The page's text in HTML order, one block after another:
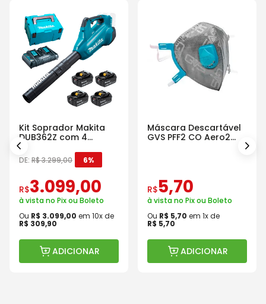
Kit Soprador Makita
DUB362Z com 4
Baterias Carregador e
Maleta
DE: R$3.299,00 6%
R$3.099,00
à vista no Pix ou Boleto
Ou R$ 3.099,00 em 10x de
R$ 309,90
ADICIONAR
Máscara Descartável
GVS PFF2 CO Aero2
R$5,70
à vista no Pix ou Boleto
Ou R$ 5,70 em 1x de
R$ 5,70
ADICIONAR